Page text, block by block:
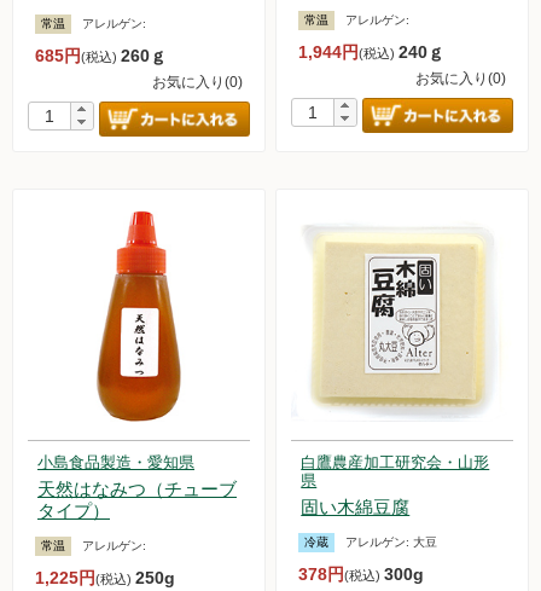
常温 アレルゲン:
685円(税込) 260ｇ
お気に入り(0)
常温 アレルゲン:
1,944円(税込)240ｇ
お気に入り(0)
小島食品製造・愛知県
天然はなみつ（チューブ
タイプ）
常温 アレルゲン:
1,225円(税込) 250g
白鷹農産加工研究会・山形
県
固い木綿豆腐
冷蔵 アレルゲン:大豆
378円(税込)300g